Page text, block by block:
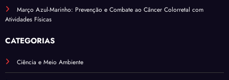
Março Azul-Marinho: Prevenção e Combate ao Câncer Colorretal com
Atividades Físicas
CATEGORIAS
Ciência e Meio Ambiente